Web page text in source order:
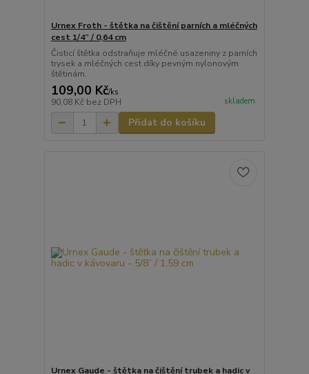
Urnex Froth - štětka na čištění parních a mléčných
cest 1/4” / 0,64 cm
Čisticí štětka odstraňuje mléčné usazeniny z parních
trysek a mléčných cest díky pevným nylonovým
štětinám.
109,00 Kč/ks
90,08 Kč bez DPH skladem
Přidat do košíku
Urnex Gaude - štětka na čištění trubek a hadic v